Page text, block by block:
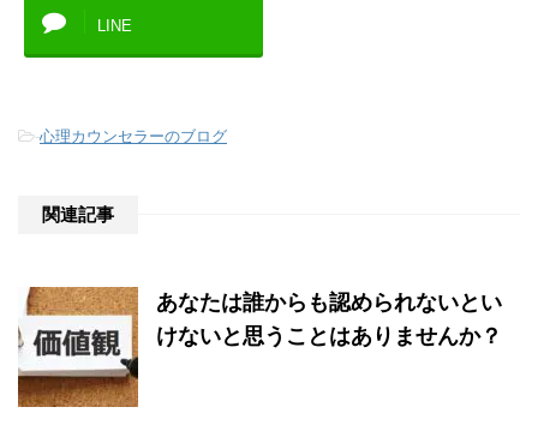
LINE
-心理カウンセラーのブログ
関連記事
あなたは誰からも認められないとい
けないと思うことはありませんか？